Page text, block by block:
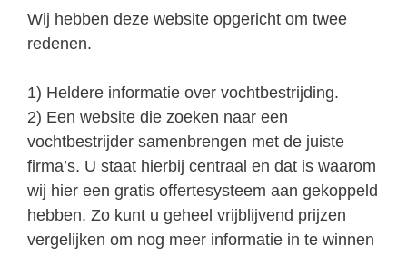
Wij hebben deze website opgericht om twee
redenen.
1) Heldere informatie over vochtbestrijding.
2) Een website die zoeken naar een
vochtbestrijder samenbrengen met de juiste
firma’s. U staat hierbij centraal en dat is waarom
wij hier een gratis offertesysteem aan gekoppeld
hebben. Zo kunt u geheel vrijblijvend prijzen
vergelijken om nog meer informatie in te winnen